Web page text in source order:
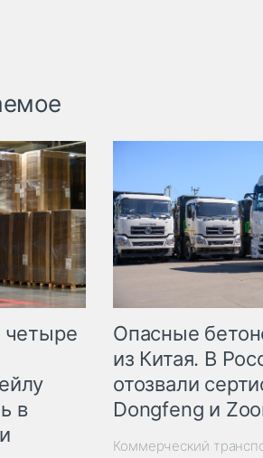
четыре
в
Опасные
из Китая. В
отозвали
Dongfeng и
Коммерческий